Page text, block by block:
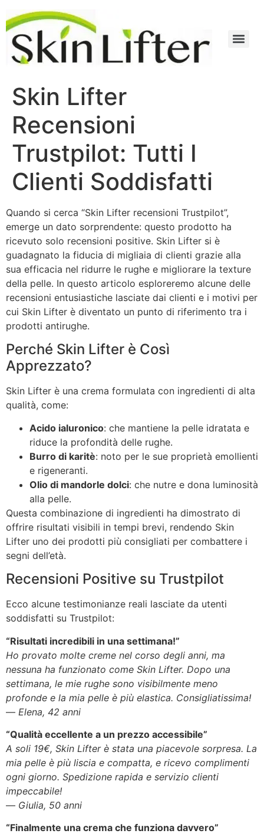
Skin Lifter
Recensioni
Trustpilot: Tutti I
Clienti Soddisfatti
Quando si cerca “Skin Lifter recensioni Trustpilot”,
emerge un dato sorprendente: questo prodotto ha
ricevuto solo recensioni positive. Skin Lifter si è
guadagnato la fiducia di migliaia di clienti grazie alla
sua efficacia nel ridurre le rughe e migliorare la texture
della pelle. In questo articolo esploreremo alcune delle
recensioni entusiastiche lasciate dai clienti e i motivi per
cui Skin Lifter è diventato un punto di riferimento tra i
prodotti antirughe.
Perché Skin Lifter è Così
Apprezzato?
Skin Lifter è una crema formulata con ingredienti di alta
qualità, come:
Acido ialuronico: che mantiene la pelle idratata e
riduce la profondità delle rughe.
Burro di karitè: noto per le sue proprietà emollienti
e rigeneranti.
Olio di mandorle dolci: che nutre e dona luminosità
alla pelle.
Questa combinazione di ingredienti ha dimostrato di
offrire risultati visibili in tempi brevi, rendendo Skin
Lifter uno dei prodotti più consigliati per combattere i
segni dell’età.
Recensioni Positive su Trustpilot
Ecco alcune testimonianze reali lasciate da utenti
soddisfatti su Trustpilot:
“Risultati incredibili in una settimana!”
Ho provato molte creme nel corso degli anni, ma
nessuna ha funzionato come Skin Lifter. Dopo una
settimana, le mie rughe sono visibilmente meno
profonde e la mia pelle è più elastica. Consigliatissima!
— Elena, 42 anni
“Qualità eccellente a un prezzo accessibile”
A soli 19€, Skin Lifter è stata una piacevole sorpresa. La
mia pelle è più liscia e compatta, e ricevo complimenti
ogni giorno. Spedizione rapida e servizio clienti
impeccabile!
— Giulia, 50 anni
“Finalmente una crema che funziona davvero”